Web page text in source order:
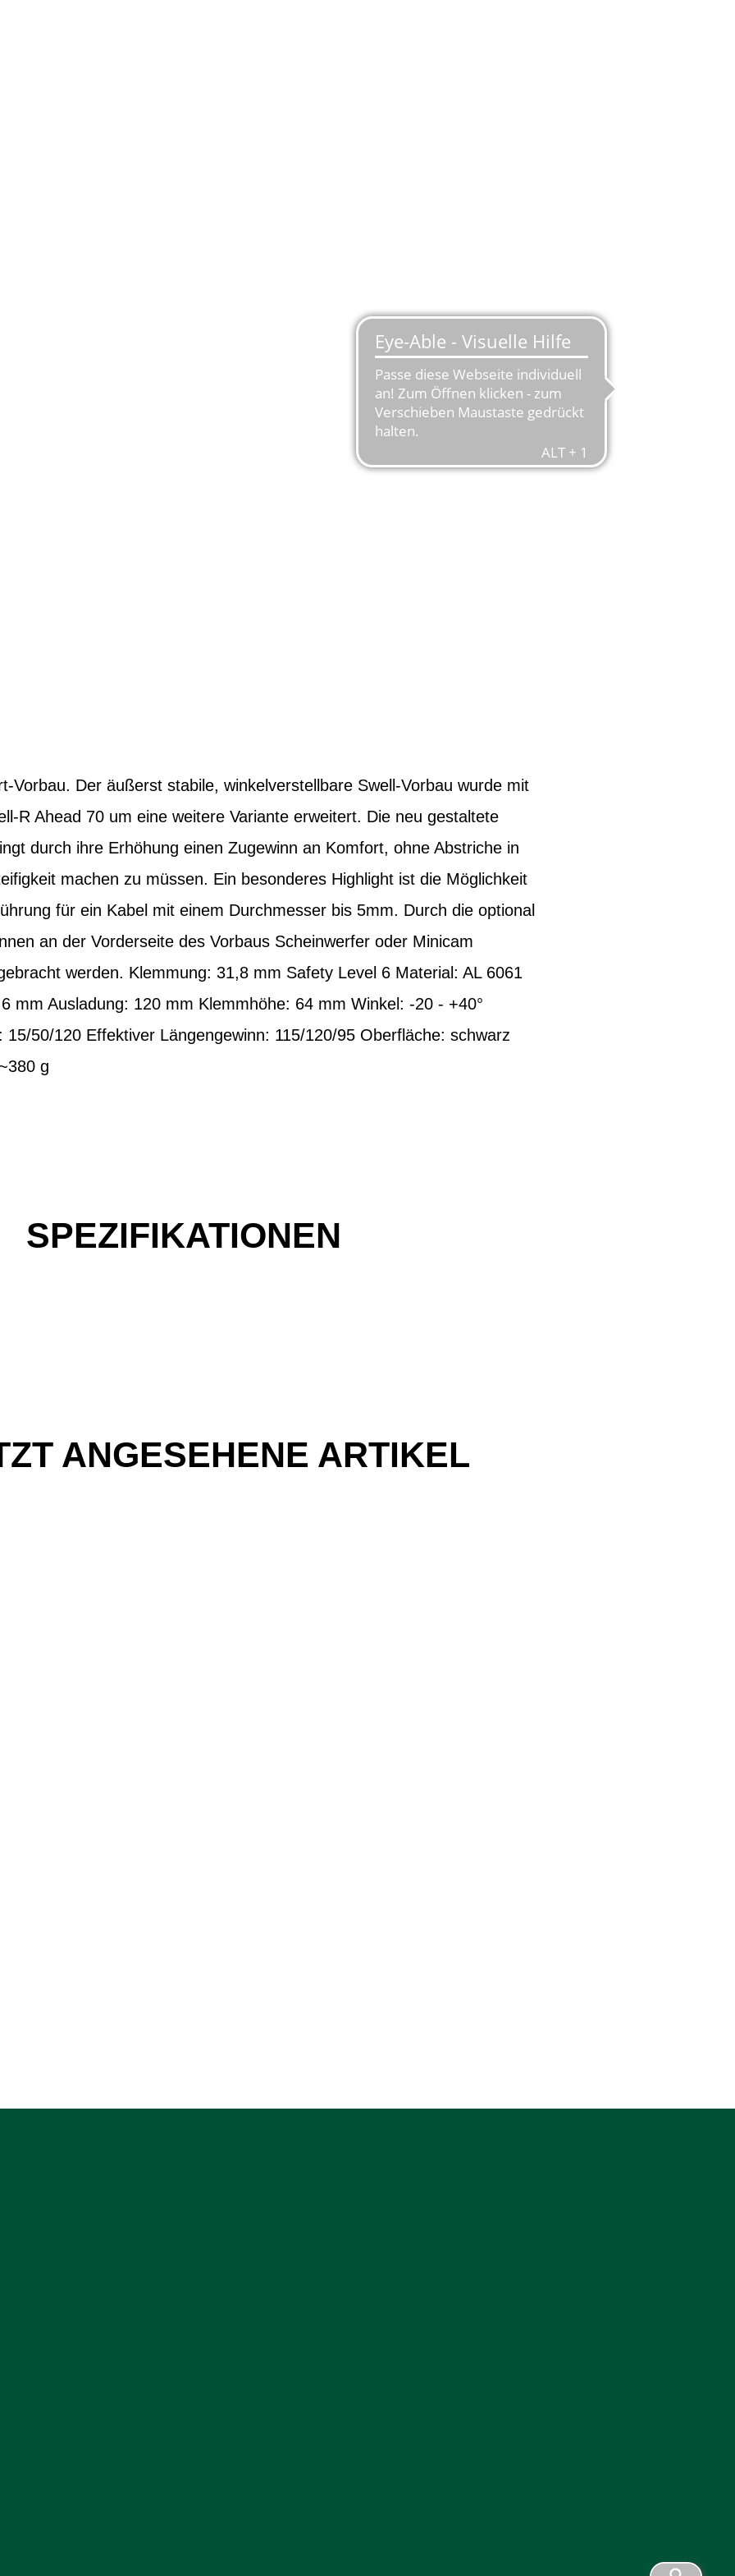
Vorbau. Der äußerst stabile, winkelverstellbare Swell-Vorbau wurde mit
R Ahead 70 um eine weitere Variante erweitert. Die neu gestaltete
durch ihre Erhöhung einen Zugewinn an Komfort, ohne Abstriche in
machen zu müssen. Ein besonderes Highlight ist die Möglichkeit
für ein Kabel mit einem Durchmesser bis 5mm. Durch die optional
an der Vorderseite des Vorbaus Scheinwerfer oder Minicam
werden. Klemmung: 31,8 mm Safety Level 6 Material: AL 6061
mm Ausladung: 120 mm Klemmhöhe: 64 mm Winkel: -20 - +40°
15/50/120 Effektiver Längengewinn: 115/120/95 Oberfläche: schwarz
g
SPEZIFIKATIONEN
ANGESEHENE ARTIKEL